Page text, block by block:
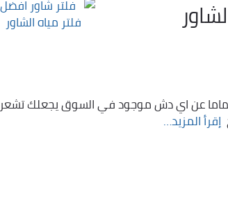
تماما عن اي دش موجود في السوق يجعلك تشعر
إقرأ المزيد…